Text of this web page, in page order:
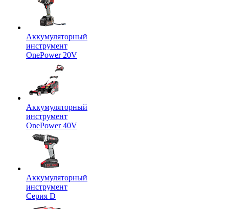
Аккумуляторный
инструмент
OnePower 20V
Аккумуляторный
инструмент
OnePower 40V
Аккумуляторный
инструмент
Серия D